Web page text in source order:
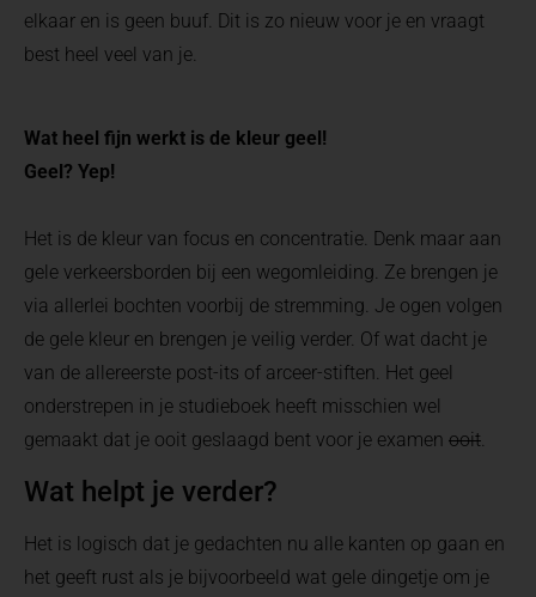
elkaar en is geen buuf. Dit is zo nieuw voor je en vraagt
best heel veel van je.
Wat heel fijn werkt is de kleur geel!
Geel? Yep!
Het is de kleur van focus en concentratie. Denk maar aan
gele verkeersborden bij een wegomleiding. Ze brengen je
via allerlei bochten voorbij de stremming. Je ogen volgen
de gele kleur en brengen je veilig verder. Of wat dacht je
van de allereerste post-its of arceer-stiften. Het geel
onderstrepen in je studieboek heeft misschien wel
gemaakt dat je ooit geslaagd bent voor je examen ooit.
Wat helpt je verder?
Het is logisch dat je gedachten nu alle kanten op gaan en
het geeft rust als je bijvoorbeeld wat gele dingetje om je